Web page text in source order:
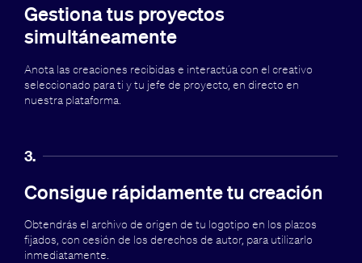
Gestiona tus proyectos
simultáneamente
Anota las creaciones recibidas e interactúa con el creativo
seleccionado para ti y tu jefe de proyecto, en directo en
nuestra plataforma.
3.
Consigue rápidamente tu creación
Obtendrás el archivo de origen de tu logotipo en los plazos
fijados, con cesión de los derechos de autor, para utilizarlo
inmediatamente.